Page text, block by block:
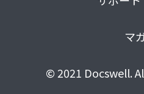
マ
© 2021 Docswell.